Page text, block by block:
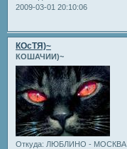
2009-03-01 20:10:06
КОсТЯ)~
КОШАЧИИ)~
Откуда: ЛЮБЛИНО - МОСКВА